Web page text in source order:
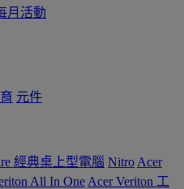
月活動
元件
經典桌上型電腦 Nitro Acer
All In One Acer Veriton 工